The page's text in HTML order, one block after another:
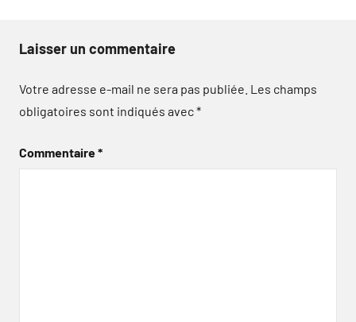
Laisser un commentaire
Votre adresse e-mail ne sera pas publiée. Les champs
obligatoires sont indiqués avec*
Commentaire*